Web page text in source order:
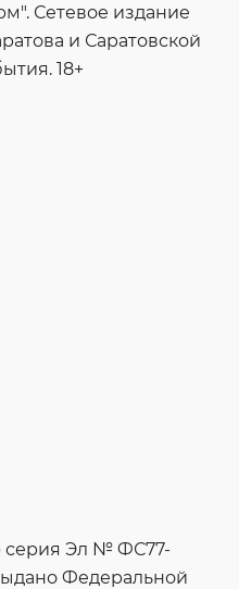
Сетевое издание
и Саратовской
18+
серия Эл № ФС77-
Федеральной